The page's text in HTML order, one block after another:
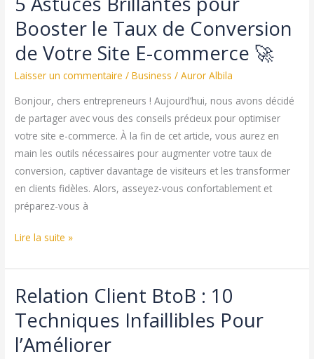
Booster le Taux de Conversion
de Votre Site E-commerce 🚀
Laisser un commentaire /Business /Auror Albila
Bonjour, chers entrepreneurs ! Aujourd’hui, nous avons décidé
de partager avec vous des conseils précieux pour optimiser
votre site e-commerce. À la fin de cet article, vous aurez en
main les outils nécessaires pour augmenter votre taux de
conversion, captiver davantage de visiteurs et les transformer
en clients fidèles. Alors, asseyez-vous confortablement et
préparez-vous à
5
Brillantes
pour
Booster
le
Taux
Lire la suite »
Relation Client BtoB : 10
Techniques Infaillibles Pour
l’Améliorer